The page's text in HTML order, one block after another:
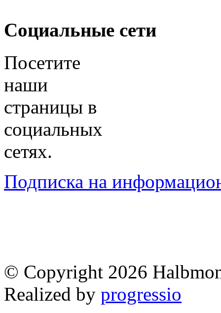
Социальные сети
Посетите
наши
страницы в
социальных
сетях.
Подписка на
© Copyright 2026
Realized by progressio